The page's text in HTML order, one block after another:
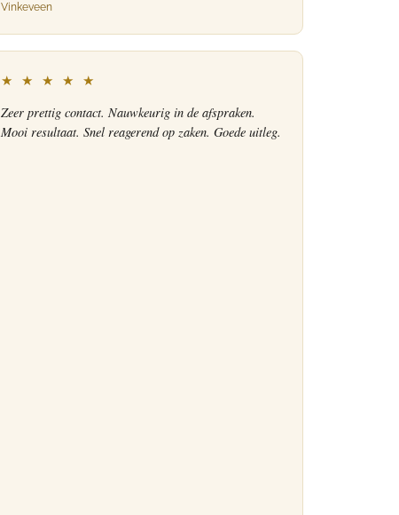
Vinkeveen
★ ★ ★ ★ ★
Zeer prettig contact. Nauwkeurig in de afspraken.
Mooi resultaat. Snel reagerend op zaken. Goede uitleg.